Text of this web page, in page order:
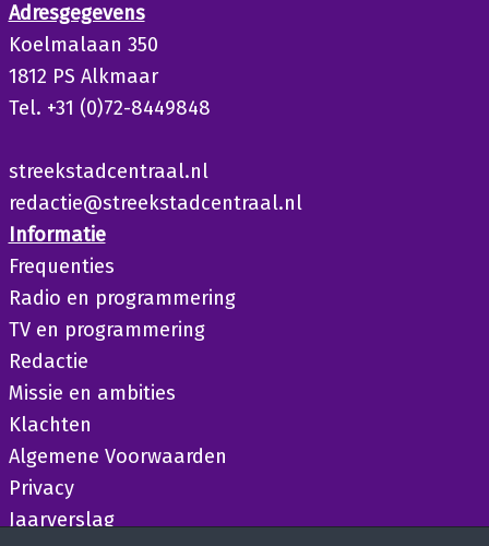
Adresgegevens
Koelmalaan 350
1812 PS Alkmaar
Tel. +31 (0)72-8449848
streekstadcentraal.nl
redactie@streekstadcentraal.nl
Informatie
Frequenties
Radio en programmering
TV en programmering
Redactie
Missie en ambities
Klachten
Algemene Voorwaarden
Privacy
Jaarverslag